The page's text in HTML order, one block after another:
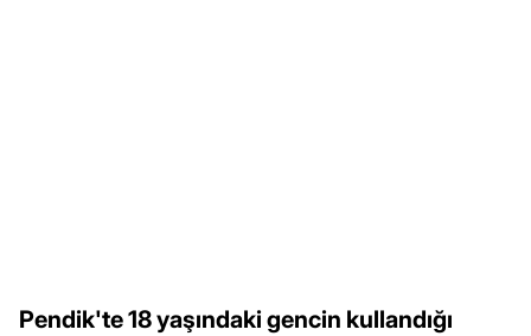
Pendik'te 18 yaşındaki gencin kullandığı